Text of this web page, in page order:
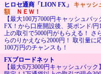
ヒロセ通商「LION FX」 キャッシ
額ＮＥＷ！
【最大100万7000円キャッシュバッ
FX！から口座開設後、英ポンド/円
上の取引で5000円がもらえる！ さ
らのりかえなら2000円！ 取引量に
100万円のチャンスも！
FXブロードネット
【最大6万3000円キャッシュバック